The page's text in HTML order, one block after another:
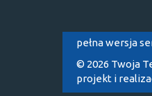
pełna wersja
© 2026 Twoja
projekt i